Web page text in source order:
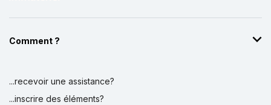
Comment ?
...recevoir une assistance?
...inscrire des éléments?